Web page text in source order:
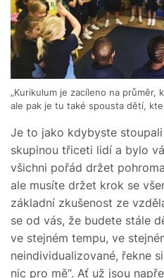
„Kurikulum je zacíleno na
ale pak je tu také spousta dětí,
Je to jako kdybyste
skupinou třiceti lidí a bylo
všichni pořád držet
ale musíte držet krok se
základní zkušenost ze
se od vás, že budete stále
ve stejném tempu, ve
neindividualizované, řekne
nic pro mě“. Ať už jsou